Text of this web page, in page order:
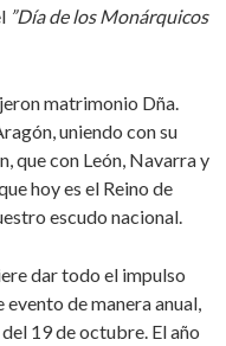
”Día de los Monárquicos
matrimonio Dña.
uniendo con su
que con León, Navarra y
hoy es el Reino de
escudo nacional.
dar todo el impulso
de manera anual,
19 de octubre. El año